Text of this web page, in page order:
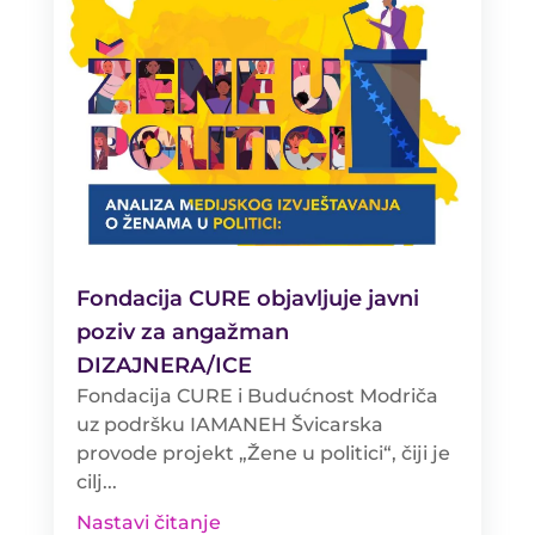
Fondacija CURE objavljuje javni
poziv za angažman
DIZAJNERA/ICE
Fondacija CURE i Budućnost Modriča
uz podršku IAMANEH Švicarska
provode projekt „Žene u politici“, čiji je
cilj...
Nastavi čitanje